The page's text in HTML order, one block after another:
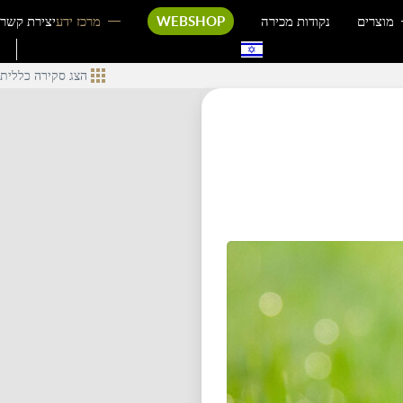
מוצרים נקודות מכירה WEBSHOP מרכז ידעיצירת קשר
הצג סקירה כללית